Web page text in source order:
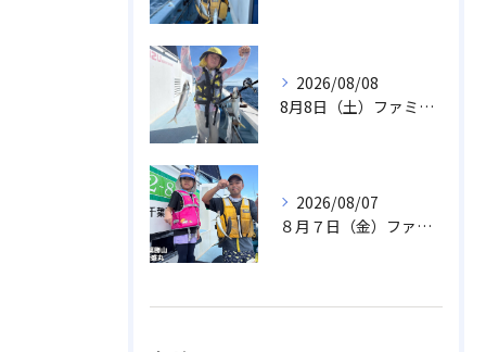
2026/08/08
8月8日（土）ファミリーアジ
2026/08/07
８月７日（金）ファミリフィッシング